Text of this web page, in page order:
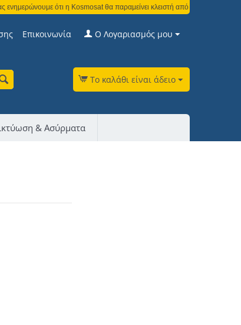
ότι η Kosmosat θα παραμείνει κλειστή από τη Δευτέρα 3
Ο Λογαριασμός μου
Επικοινωνία
Το καλάθι είναι άδειο
& Ασύρματα